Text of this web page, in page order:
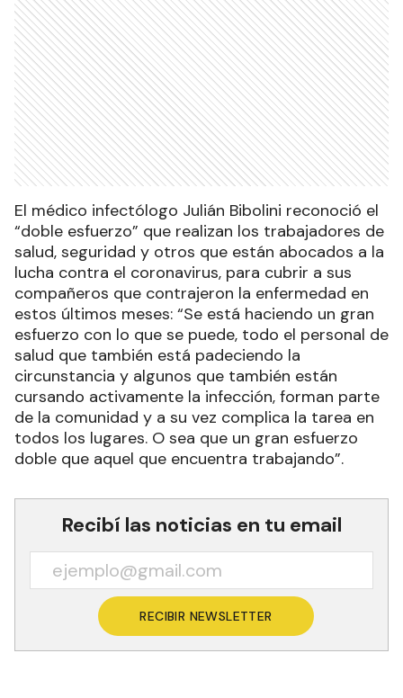
El médico infectólogo Julián Bibolini reconoció el
“doble esfuerzo” que realizan los trabajadores de
salud, seguridad y otros que están abocados a la
lucha contra el coronavirus, para cubrir a sus
compañeros que contrajeron la enfermedad en
estos últimos meses: “Se está haciendo un gran
esfuerzo con lo que se puede, todo el personal de
salud que también está padeciendo la
circunstancia y algunos que también están
cursando activamente la infección, forman parte
de la comunidad y a su vez complica la tarea en
todos los lugares. O sea que un gran esfuerzo
doble que aquel que encuentra trabajando”.
Recibí las noticias en tu email
RECIBIR NEWSLETTER